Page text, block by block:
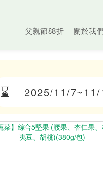
父親節88折 關於我們
⌛ 2025/11/7~11/